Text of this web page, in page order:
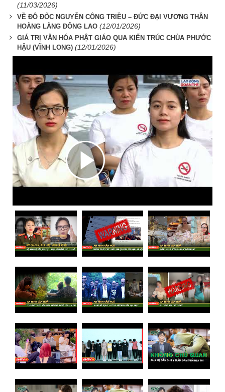
(11/03/2026)
VỀ ĐÔ ĐỐC NGUYỄN CÔNG TRIỀU – ĐỨC ĐẠI VƯƠNG THẦN
HOÀNG LÀNG ĐÔNG LAO (12/01/2026)
GIÁ TRỊ VĂN HÓA PHẬT GIÁO QUA KIẾN TRÚC CHÙA PHƯỚC
HẬU (VĨNH LONG) (12/01/2026)